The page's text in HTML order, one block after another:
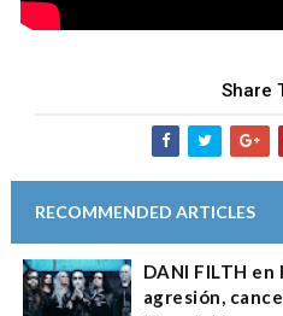
Share
RECOMMENDED ARTICLES
DANI FILTH en
agresión,